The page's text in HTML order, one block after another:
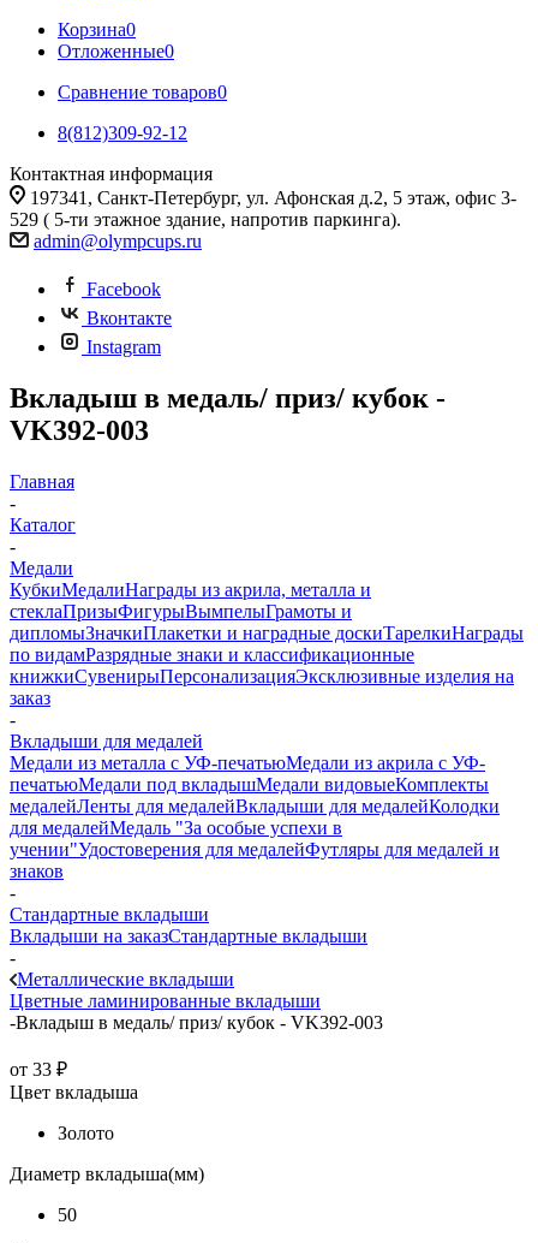
Корзина0
Отложенные0
Сравнение товаров0
8(812)309-92-12
Контактная информация
197341, Санкт-Петербург, ул. Афонская д.2, 5 этаж, офис 3-
529 ( 5-ти этажное здание, напротив паркинга).
admin@olympcups.ru
Facebook
Вконтакте
Instagram
Вкладыш в медаль/ приз/ кубок -
VK392-003
Главная
-
Каталог
-
Медали
КубкиМедалиНаграды из акрила, металла и
стеклаПризыФигурыВымпелыГрамоты и
дипломыЗначкиПлакетки и наградные доскиТарелкиНаграды
по видамРазрядные знаки и классификационные
книжкиСувенирыПерсонализацияЭксклюзивные изделия на
заказ
-
Вкладыши для медалей
Медали из металла с УФ-печатьюМедали из акрила с УФ-
печатьюМедали под вкладышМедали видовыеКомплекты
медалейЛенты для медалейВкладыши для медалейКолодки
для медалейМедаль "За особые успехи в
учении"Удостоверения для медалейФутляры для медалей и
знаков
-
Стандартные вкладыши
Вкладыши на заказСтандартные вкладыши
-
Металлические вкладыши
Цветные ламинированные вкладыши
-Вкладыш в медаль/ приз/ кубок - VK392-003
от 33 ₽
Цвет вкладыша
Золото
Диаметр вкладыша(мм)
50